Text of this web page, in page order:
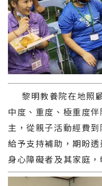
黎明教養院在地照
中度、重度、極重度
主，從親子活動經費
給予支持補助，期盼
身心障礙者及其家庭，